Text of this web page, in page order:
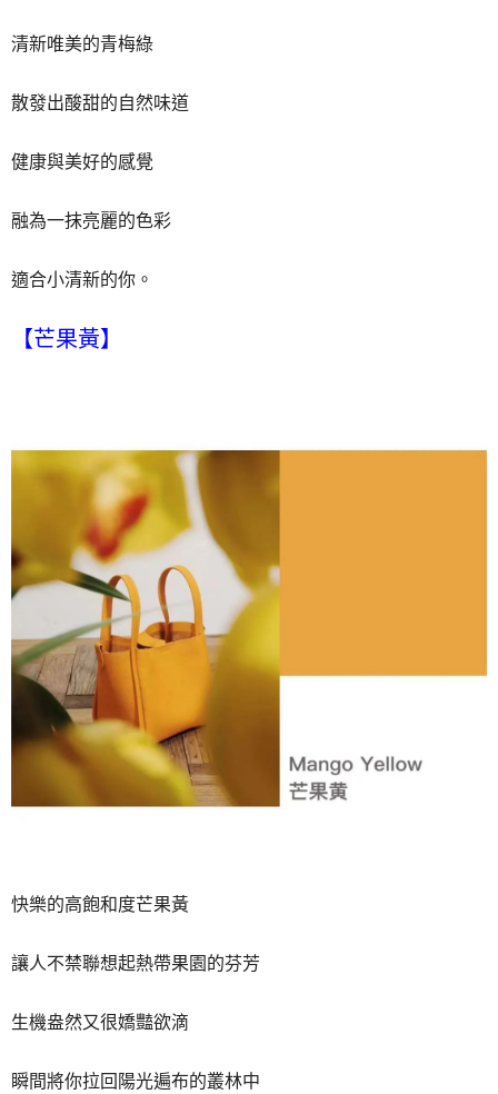
清新唯美的青梅綠
散發出酸甜的自然味道
健康與美好的感覺
融為一抹亮麗的色彩
適合小清新的你。
【芒果黃】
快樂的高飽和度芒果黃
讓人不禁聯想起熱帶果園的芬芳
生機盎然又很嬌豔欲滴
瞬間將你拉回陽光遍布的叢林中